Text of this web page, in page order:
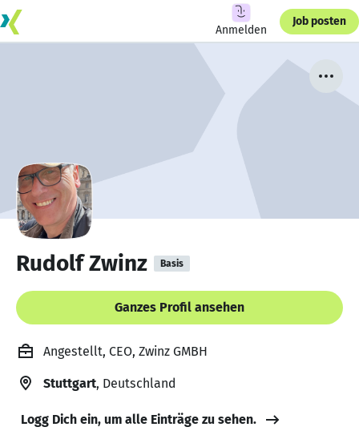
Anmelden
Job posten
Rudolf Zwinz Basis
Ganzes Profil ansehen
Angestellt, CEO, Zwinz GMBH
Stuttgart, Deutschland
Logg Dich ein, um alle Einträge zu sehen.